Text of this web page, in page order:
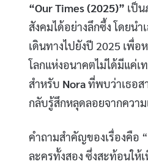
“Our Times (2025)” เป็
สังคมได้อย่างลึกซึ้ง โดยนำ
เดินทางไปยังปี 2025 เพื่
โลกแห่งอนาคตไม่ได้มีแค่เ
สำหรับ Noraที่พบว่าเธอ
กลับรู้สึกหลุดลอยจากควา
คำถามสำคัญของเรื่องคือ
ละครทั้งสอง ซึ่งสะท้อนให้